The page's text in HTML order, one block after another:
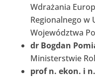
Wdrażania
Regionalnego w
Województwa
dr Bogdan
Ministerstwie
prof n. ekon. i